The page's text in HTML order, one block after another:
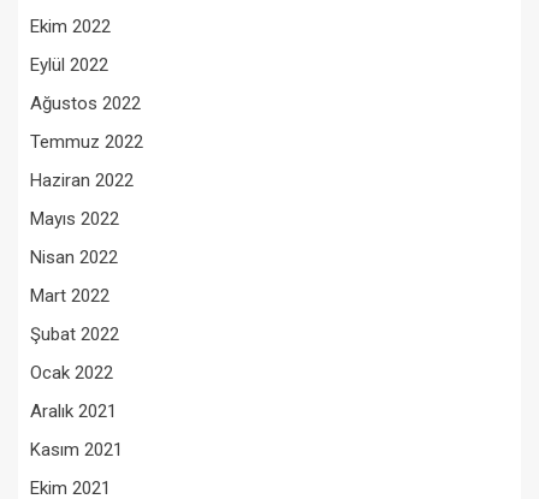
Ekim 2022
Eylül 2022
Ağustos 2022
Temmuz 2022
Haziran 2022
Mayıs 2022
Nisan 2022
Mart 2022
Şubat 2022
Ocak 2022
Aralık 2021
Kasım 2021
Ekim 2021